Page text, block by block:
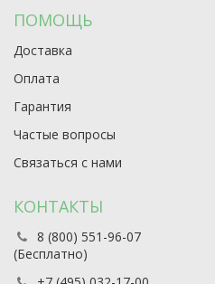
ПОМОЩЬ
Доставка
Оплата
Гарантия
Частые вопросы
Связаться с нами
КОНТАКТЫ
8 (800) 551-96-07
(Бесплатно)